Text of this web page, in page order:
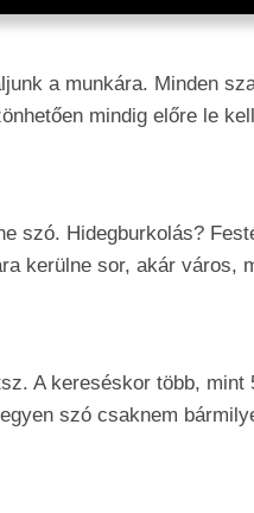
a munkára. Minden
mindig előre le
szó. Hidegburkolás?
kerülne sor, akár város,
A kereséskor több, mint
szó csaknem